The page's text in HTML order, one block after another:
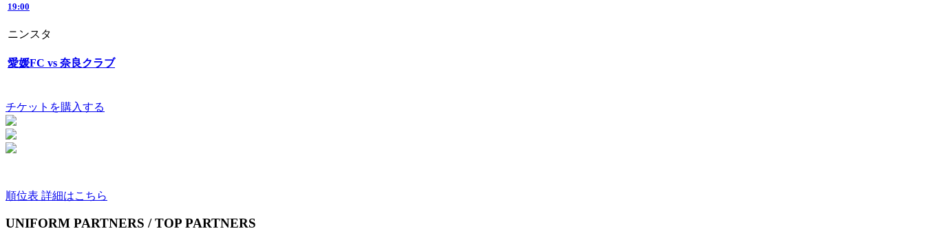
19:00
ニンスタ
愛媛FC vs 奈良クラブ
チケットを購入する
順位表 詳細はこちら
UNIFORM PARTNERS / TOP PARTNERS